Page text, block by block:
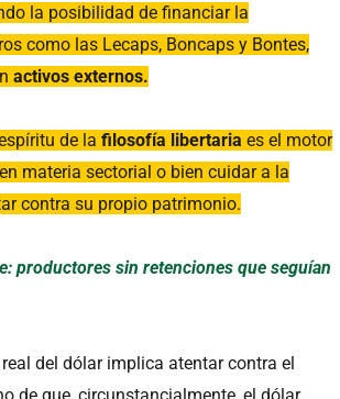
la posibilidad de financiar la
como las Lecaps, Boncaps y Bontes,
activos externos.
de lafilosofía libertaria es el motor
materia sectorial o bien cuidar a la
contra su propio patrimonio.
productores sin retenciones que seguían
del dólar implica atentar contra el